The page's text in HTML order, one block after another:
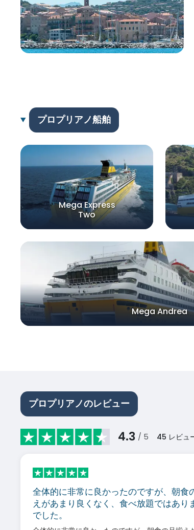
プロプリアノ船舶
Mega Express
Two
Mega Andrea
プロプリアノのレビュー
4.3 / 5 45 レビュ
全体的に非常に良かったのですが、朝食
えがあまり良くなく、食べ放題ではあり
でした。